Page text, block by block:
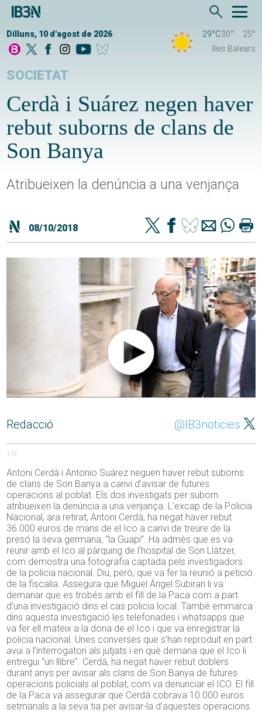
Dilluns, 10 d'agost de 2026 29°C30°
25°
Illes Balears
SOCIETAT
Cerdà i Suárez negen haver
rebut suborns de clans de
Son Banya
Atribueixen la denúncia a una venjança
08/10/2018
Redacció @IB3noticies
179
Antoni Cerdà i Antonio Suárez neguen haver rebut suborns
de clans de Son Banya a canvi d’avisar de futures
operacions al poblat. Els dos investigats per suborn
atribueixen la denúncia a una venjança. L’excap de la Policia
Nacional, ara retirat, Antoni Cerdà, ha negat haver rebut
36.000 euros de mans de el Ico a canvi de treure de la
presó la seva germana, “la Guapi”. Ha admès que es va
reunir amb el Ico al pàrquing de l’hospital de Son Llàtzer,
com demostra una fotografia captada pels investigadors
de la policia nacional. Diu, però, que va fer la reunió a petició
de la fiscalia. Assegura que Miguel Ángel Subiran li va
demanar que es trobés amb el fill de la Paca com a part
d’una investigació dins el cas policia local. També emmarca
dins aquesta investigació les telefonades i whatsapps que
va fer ell mateix a la dona de el Ico i que va enregistrar la
policia nacional. Unes converses que s’han reproduït en part
avui a l’interrogatori als jutjats i en què demana que el Ico li
entregui “un llibre”. Cerdà, ha negat haver rebut doblers
durant anys per avisar als clans de Son Banya de futures
operacions policials al poblat, com va denunciar el ICO. El fill
de la Paca va assegurar que Cerdà cobrava 10.000 euros
setmanals a la seva tia per avisar-la d’aquestes operacions.